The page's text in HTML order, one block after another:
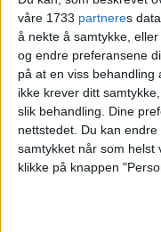
våre 1733 partneres
å nekte å samtykke,
og endre preferansene
på at en viss behandling
ikke krever ditt
slik behandling. Dine
nettstedet. Du kan
samtykket når som helst
klikke på knappen
Politiet
Resepsjonisten
hotellrommet,
kokain og en